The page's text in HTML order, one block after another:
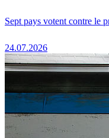
Sept pays votent contre le
24.07.2026